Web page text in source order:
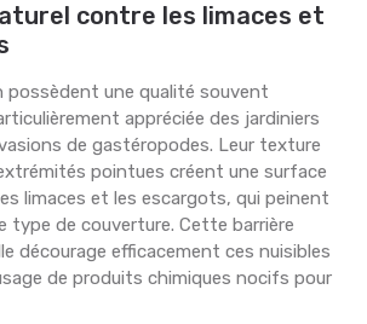
contre les limaces et
possèdent une qualité souvent
appréciée des jardiniers
de gastéropodes. Leur texture
pointues créent une surface
limaces et les escargots, qui peinent
type de couverture. Cette barrière
décourage efficacement ces nuisibles
de produits chimiques nocifs pour